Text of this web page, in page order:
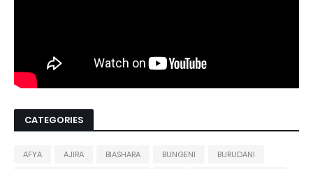
CATEGORIES
AFYA AJIRA BIASHARA BUNGENI
BURUDANI